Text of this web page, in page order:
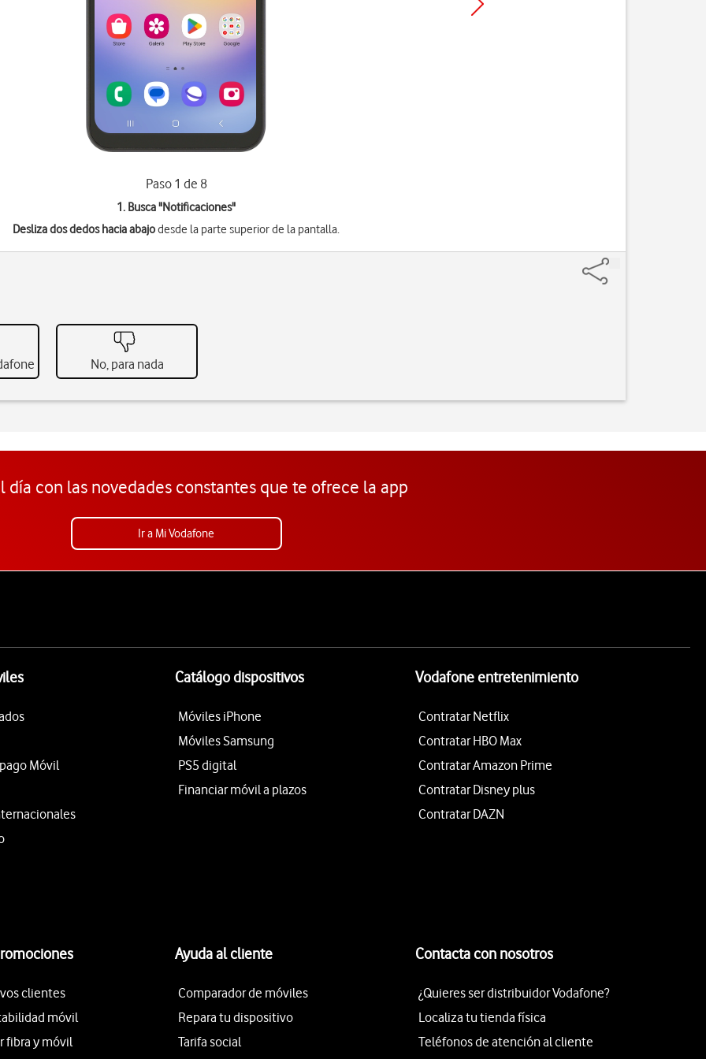
Paso 1 de 8
1. Busca "Notificaciones"
Desliza dos dedos hacia abajodesde la parte superior de la pantalla.
No, para nada
día con las novedades constantes que te ofrece la app
Ir a Mi Vodafone
Móvil
Catálogo dispositivos
Móviles iPhone
Móviles Samsung
PS5 digital
Financiar móvil a plazos
Vodafone entretenimiento
Contratar Netflix
Contratar HBO Max
Contratar Amazon Prime
Contratar Disney plus
Contratar DAZN
clientes
móvil
fibra y móvil
Ayuda al cliente
Comparador de móviles
Repara tu dispositivo
Tarifa social
Contacta con nosotros
¿Quieres ser distribuidor Vodafone?
Localiza tu tienda física
Teléfonos de atención al cliente